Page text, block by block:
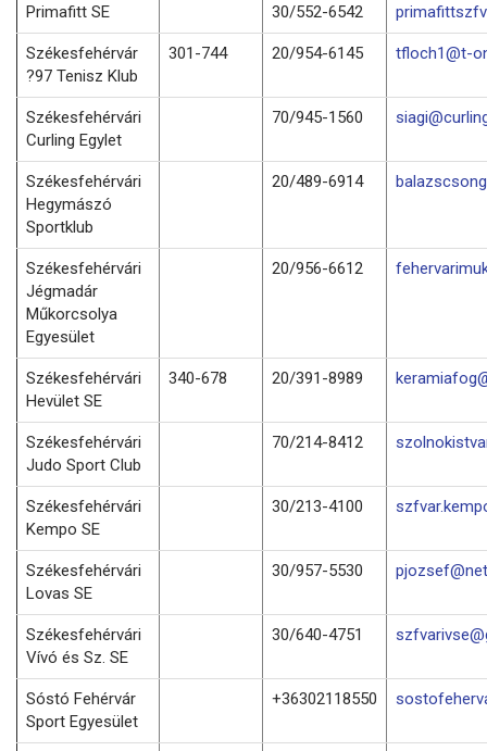
Primafitt SE 30/552-6542
Székesfehérvár
?97 Tenisz Klub
301-744 20/954-6145 tfloch1@t-
Székesfehérvári
Curling Egylet
70/945-1560
Székesfehérvári
Hegymászó
Sportklub
20/489-6914
Székesfehérvári
Jégmadár
Műkorcsolya
Egyesület
20/956-6612
Székesfehérvári
Hevület SE
340-678 20/391-8989
Székesfehérvári
Judo Sport Club
70/214-8412
Székesfehérvári
Kempo SE
30/213-4100
Székesfehérvári
Lovas SE
30/957-5530
Székesfehérvári
Vívó és Sz. SE
30/640-4751
Sóstó Fehérvár
Sport Egyesület
+36302118550